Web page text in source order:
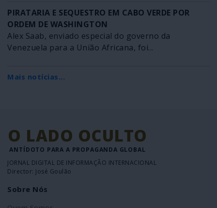
PIRATARIA E SEQUESTRO EM CABO VERDE POR
ORDEM DE WASHINGTON
Alex Saab, enviado especial do governo da
Venezuela para a União Africana, foi...
Mais notícias...
O LADO OCULTO
ANTÍDOTO PARA A PROPAGANDA GLOBAL
JORNAL DIGITAL DE INFORMAÇÃO INTERNACIONAL
Director: José Goulão
Sobre Nós